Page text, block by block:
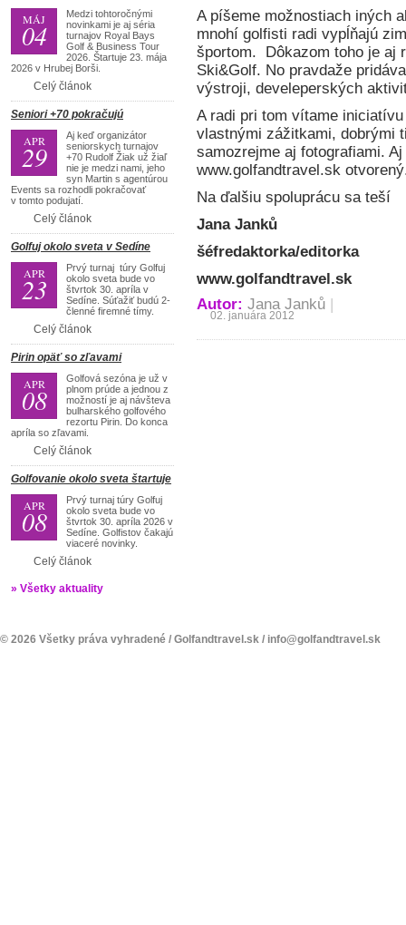
MÁJ
04
Medzi tohtoročnými
novinkami je aj séria
turnajov Royal Bays
Golf & Business Tour
2026. Štartuje 23. mája
2026 v Hrubej Borši.
Celý článok
Seniori +70 pokračujú
APR
29
Aj keď organizátor
seniorskych turnajov
+70 Rudolf Žiak už žiaľ
nie je medzi nami, jeho
syn Martin s agentúrou
Events sa rozhodli pokračovať
v tomto podujatí.
Celý článok
Golfuj okolo sveta v Sedíne
APR
23
Prvý turnaj túry Golfuj
okolo sveta bude vo
štvrtok 30. apríla v
Sedíne. Súťažiť budú 2-
členné firemné tímy.
Celý článok
Pirin opäť so zľavami
APR
08
Golfová sezóna je už v
plnom prúde a jednou z
možností je aj návšteva
bulharského golfového
rezortu Pirin. Do konca
apríla so zľavami.
Celý článok
Golfovanie okolo sveta štartuje
APR
08
Prvý turnaj túry Golfuj
okolo sveta bude vo
štvrtok 30. apríla 2026 v
Sedíne. Golfistov čakajú
viaceré novinky.
Celý článok
» Všetky aktuality
A píšeme možnostiach iných
mnohí golfisti radi vypĺňajú
športom. Dôkazom toho je aj
Ski&Golf. No pravdaže
výstroji, develeperských
A radi pri tom vítame
vlastnými zážitkami, dobrými
samozrejme aj fotografiami.
www.golfandtravel.sk
Na ďalšiu spoluprácu sa teší
Jana Janků
šéfredaktorka/editorka
www.golfandtravel.sk
Autor: Jana Janků |
02. januára 2012
© 2026 Všetky práva vyhradené / Golfandtravel.sk / info@golfandtravel.sk